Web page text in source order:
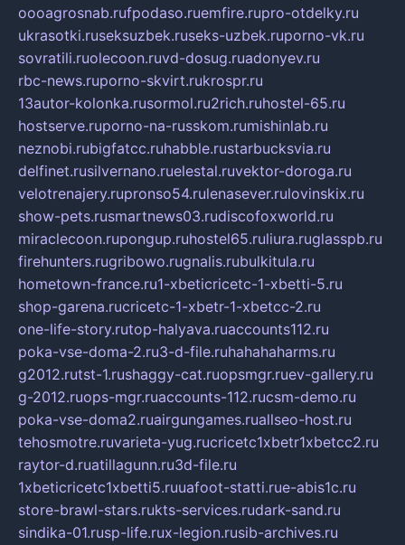
oooagrosnab.rufpodaso.ruemfire.rupro-otdelky.ru
ukrasotki.ruseksuzbek.ruseks-uzbek.ruporno-vk.ru
sovratili.ruolecoon.ruvd-dosug.ruadonyev.ru
rbc-news.ruporno-skvirt.rukrospr.ru
13autor-kolonka.rusormol.ru2rich.ruhostel-65.ru
hostserve.ruporno-na-russkom.rumishinlab.ru
neznobi.rubigfatcc.ruhabble.rustarbucksvia.ru
delfinet.rusilvernano.ruelestal.ruvektor-doroga.ru
velotrenajery.rupronso54.rulenasever.rulovinskix.ru
show-pets.rusmartnews03.rudiscofoxworld.ru
miraclecoon.rupongup.ruhostel65.ruliura.ruglasspb.ru
firehunters.rugribowo.rugnalis.rubulkitula.ru
hometown-france.ru1-xbeticricetc-1-xbetti-5.ru
shop-garena.rucricetc-1-xbetr-1-xbetcc-2.ru
one-life-story.rutop-halyava.ruaccounts112.ru
poka-vse-doma-2.ru3-d-file.ruhahahaharms.ru
g2012.rutst-1.rushaggy-cat.ruopsmgr.ruev-gallery.ru
g-2012.ruops-mgr.ruaccounts-112.rucsm-demo.ru
poka-vse-doma2.ruairgungames.ruallseo-host.ru
tehosmotre.ruvarieta-yug.rucricetc1xbetr1xbetcc2.ru
raytor-d.ruatillagunn.ru3d-file.ru
1xbeticricetc1xbetti5.ruuafoot-statti.rue-abis1c.ru
store-brawl-stars.rukts-services.rudark-sand.ru
sindika-01.rusp-life.rux-legion.rusib-archives.ru